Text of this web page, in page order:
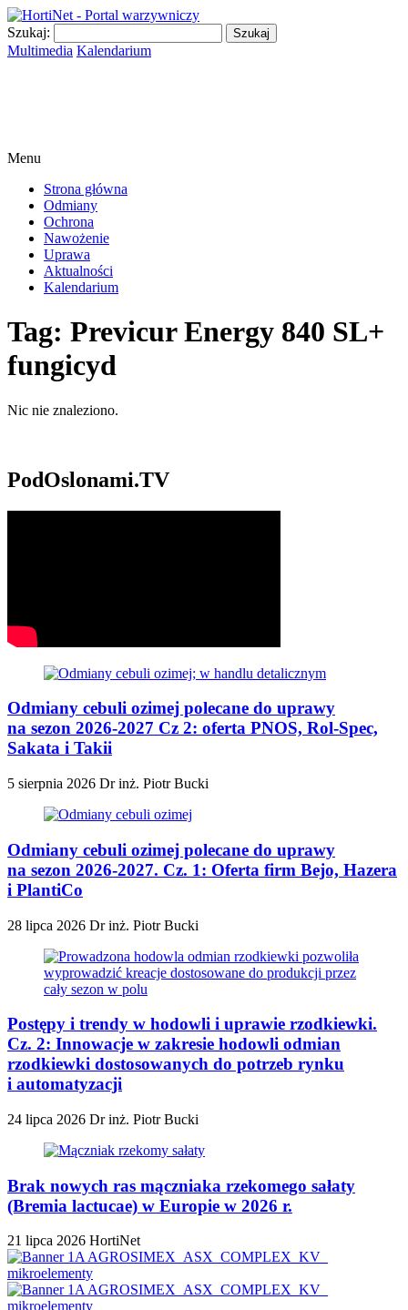
Szukaj:
Multimedia Kalendarium
Menu
Strona główna
Odmiany
Ochrona
Nawożenie
Uprawa
Aktualności
Kalendarium
Tag: Previcur Energy 840 SL+
fungicyd
Nic nie znaleziono.
PodOslonami.TV
Odmiany cebuli ozimej polecane do uprawy
na sezon 2026-2027 Cz 2: oferta PNOS, Rol-Spec,
Sakata i Takii
5 sierpnia 2026 Dr inż. Piotr Bucki
Odmiany cebuli ozimej polecane do uprawy
na sezon 2026-2027. Cz. 1: Oferta firm Bejo, Hazera
i PlantiCo
28 lipca 2026 Dr inż. Piotr Bucki
Postępy i trendy w hodowli i uprawie rzodkiewki.
Cz. 2: Innowacje w zakresie hodowli odmian
rzodkiewki dostosowanych do potrzeb rynku
i automatyzacji
24 lipca 2026 Dr inż. Piotr Bucki
Brak nowych ras mączniaka rzekomego sałaty
(Bremia lactucae) w Europie w 2026 r.
21 lipca 2026 HortiNet